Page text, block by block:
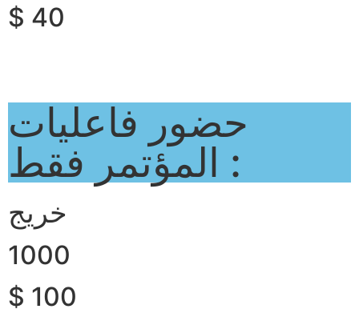
$ 40
حضور فاعليات
المؤتمر فقط :
خريج
1000
$ 100